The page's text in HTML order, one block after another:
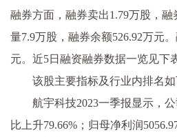
融券方面，融券卖出1.79万股，融
量7.9万股，融券余额526.92万元
元。近5日融资融券数据一览见下
该股主要指标及行业内排名如
航宇科技2023一季报显示，
比上升79.66%；归母净利润